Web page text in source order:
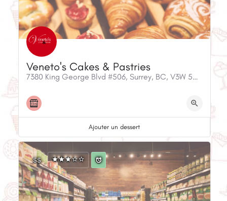
Veneto's Cakes & Pastries
7380 King George Blvd #506, Surrey, BC, V3W 5A5, Canada
Ajouter un dessert
$$